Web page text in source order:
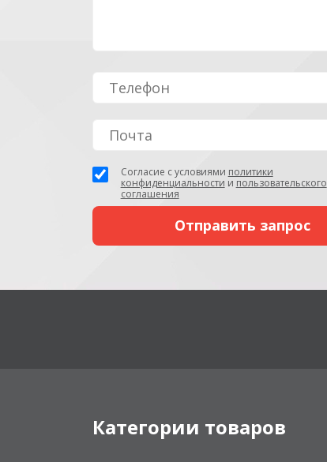
Согласие с условиями политики
конфиденциальности и пользовательского
соглашения
Категории товаров